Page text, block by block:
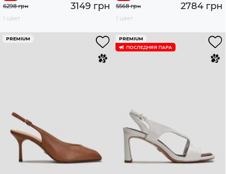
3149 грн
6298 грн
1 цвет
2784 грн
5568 грн
1 цвет
PREMIUM
PREMIUM
ПОСЛЕДНЯЯ ПАРА